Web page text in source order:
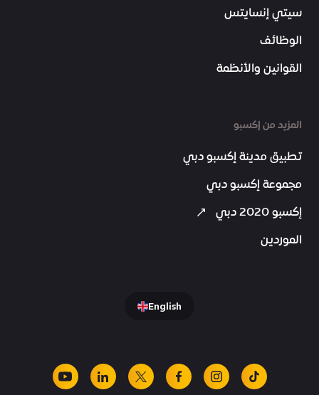
سيتي إنسايتس
الوظائف
القوانين والأنظمة
المزيد من إكسبو
تطبيق مدينة إكسبو دبي
مجموعة إكسبو دبي
إكسبو 2020 دبي
الموردين
English
tiktok
instagram
facebook
x
linkedin
youtube